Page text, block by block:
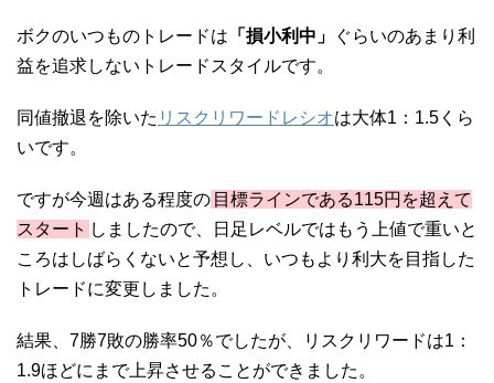
ボクのいつものトレードは 「損小利中」
ぐらいのあまり利
益を追求しないトレードスタイルです。
同値撤退を除いた リスクリワードレシオは大体1：1.5くら
いです。
ですが今週はある程度の 目標ラインである115円を超えて
スタート しましたので、日足レベルではもう上値で重いと
ころはしばらくないと予想し、いつもより利大を目指した
トレードに変更しました。
結果、7勝7敗の勝率50％でしたが、リスクリワードは1：
1.9ほどにまで上昇させることができました。